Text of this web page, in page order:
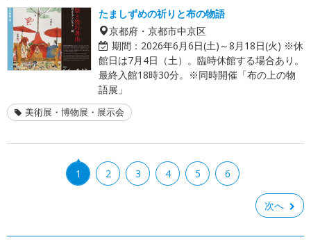
たましずめの祈りと布の物語
京都府・京都市中京区
期間： 2026年6月6日(土)～8月18日(火) ※休
館日は7月4日（土）。臨時休館する場合あり。
最終入館18時30分。※同時開催「布の上の物
語展」
美術展・博物展・展示会
1 2 3 4 5 6
次へ